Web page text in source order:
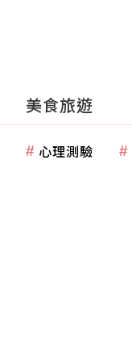
美食旅遊
心理測驗